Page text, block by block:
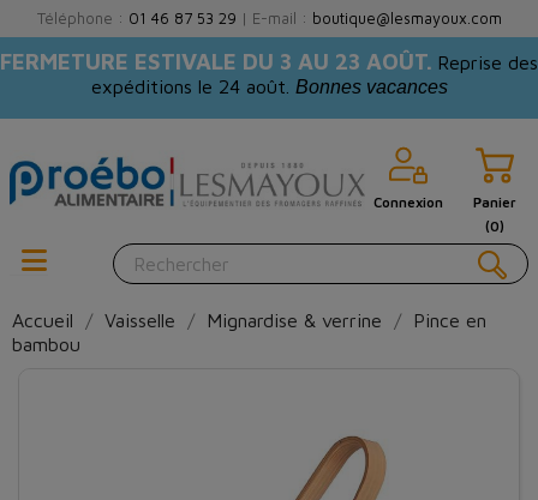
Téléphone : 01 46 87 53 29 | E-mail : boutique@lesmayoux.com
FERMETURE ESTIVALE DU 3 AU 23 AOÛT. Reprise des
expéditions le 24 août. Bonnes vacances
Connexion
Panier
(0)
Accueil Vaisselle Mignardise & verrine
Pince en
bambou